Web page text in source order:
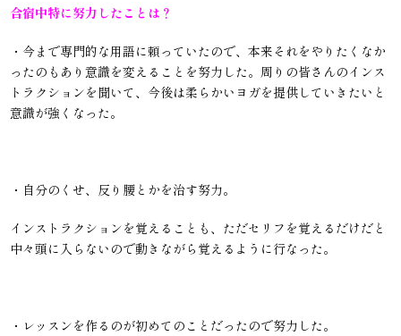
合宿中特に努力したことは？
・今まで専門的な用語に頼っていたので、本来それをやりたくなか
ったのもあり意識を変えることを努力した。周りの皆さんのインス
トラクションを聞いて、今後は柔らかいヨガを提供していきたいと
意識が強くなった。
・自分のくせ、反り腰とかを治す努力。
インストラクションを覚えることも、ただセリフを覚えるだけだと
中々頭に入らないので動きながら覚えるように行なった。
・レッスンを作るのが初めてのことだったので努力した。